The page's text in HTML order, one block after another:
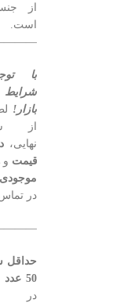
از
است.
با
شرایط
بازار!
از
نهایی،
قیمت و
موجودی
در
حداقل
50 عدد
در